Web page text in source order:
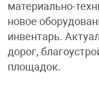
материально-
новое
инвентарь.
дорог,
площадок.